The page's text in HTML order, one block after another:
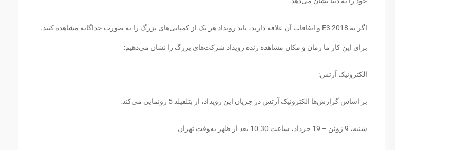
اگر به E3 2018 و اتفاقات آن علاقه دارید، باید رویداد هر یک از کمپانی‌های بزرگ را به صورت جداگانه مشاهده کنید.
برای این کار ما زمان و مکان مشاهده زنده رویداد شرکت‌های بزرگ را نشان می‌دهیم:
الکترونیک آرتس:
بر اساس گزارش‌ها الکترونیک آرتس در جریان این رویداد، از بتلفیلد 5 رونمایی می‌کند.
شنبه، 9 ژوئن – 19 خرداد، ساعت 10.30 بعد از ظهر به‌وقت تهران